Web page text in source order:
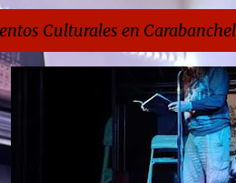
Culturales en Carabanchel